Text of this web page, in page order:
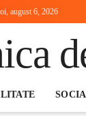
august 6, 2026